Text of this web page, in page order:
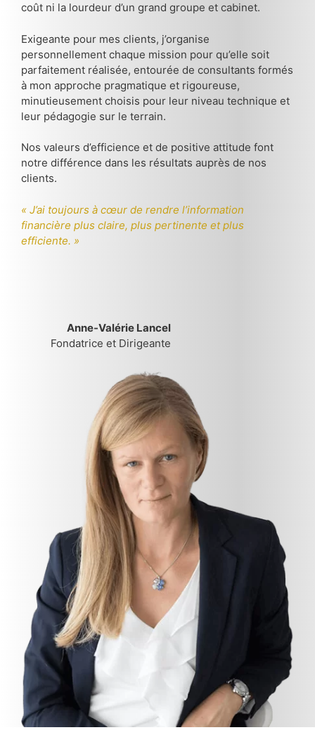
coût ni la lourdeur d’un grand groupe et cabinet.
Exigeante pour mes clients, j’organise
personnellement chaque mission pour qu’elle soit
parfaitement réalisée, entourée de consultants formés
à mon approche pragmatique et rigoureuse,
minutieusement choisis pour leur niveau technique et
leur pédagogie sur le terrain.
Nos valeurs d’efficience et de positive attitude font
notre différence dans les résultats auprès de nos
clients.
« J’ai toujours à cœur de rendre l’information
financière plus claire, plus pertinente et plus
efficiente. »
Anne-Valérie Lancel
Fondatrice et Dirigeante